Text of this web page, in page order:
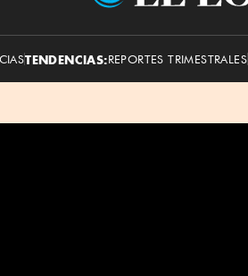
TENDENCIAS:REPORTES TRIMESTRALES